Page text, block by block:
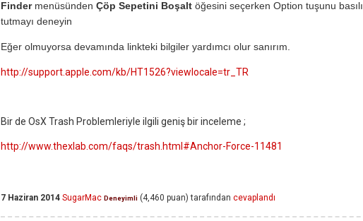
Findermenüsünden Çöp Sepetini Boşalt öğesini seçerken Option tuşunu basılı
tutmayı deneyin
Eğer olmuyorsa devamında linkteki bilgiler yardımcı olur sanırım.
http://support.apple.com/kb/HT1526?viewlocale=tr_TR
Bir de OsX Trash Problemleriyle ilgili geniş bir inceleme ;
http://www.thexlab.com/faqs/trash.html#Anchor-Force-11481
7 Haziran 2014 SugarMac Deneyimli (4,460 puan) tarafından cevaplandı